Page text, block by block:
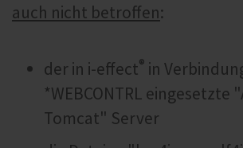
auch nicht betroffen:
der in i‑effect® in
*WEBCONTRL eingesetzte
Tomcat" Server